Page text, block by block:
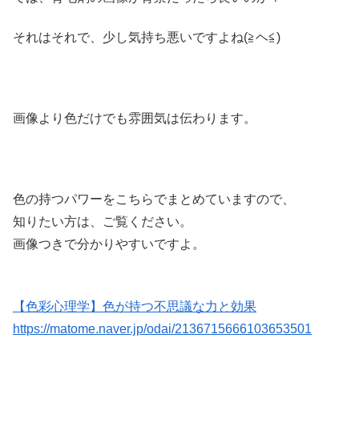
それはそれで、少し気持ち悪いですよね(≧ヘ≦)
画像より色だけでも雰囲気は伝わります。
色の持つパワーをこちらでまとめていますので、
知りたい方は、ご覧ください。
画像つきで分かりやすいですよ。
【色彩心理学】色が持つ不思議な力と効果
https://matome.naver.jp/odai/2136715666103653501